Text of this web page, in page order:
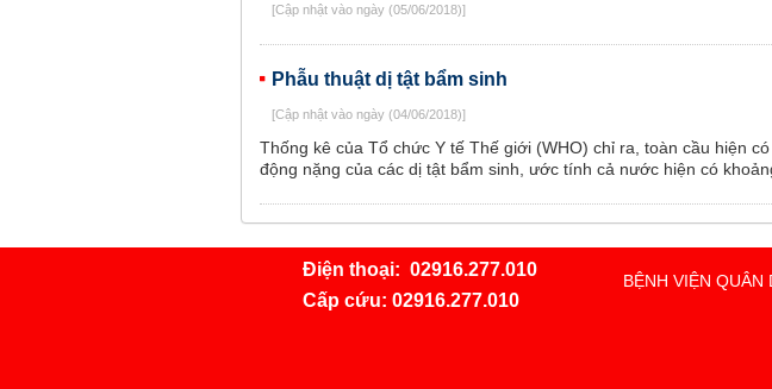
[Cập nhật vào ngày (05/06/2018)]
Phẫu thuật dị tật bẩm sinh
[Cập nhật vào ngày (04/06/2018)]
Thống kê của Tổ chức Y tế Thế giới (WHO) chỉ ra, toàn cầu hiện
động nặng của các dị tật bẩm sinh, ước tính cả nước hiện có
Điện thoại: 02916.277.010
Cấp cứu:02916.277.010
BỆNH VIỆN QUÂN